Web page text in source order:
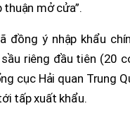
mở cửa”.
đồng ý nhập khẩu
riêng đầu tiên (20
cục Hải quan Trung
tấp xuất khẩu.